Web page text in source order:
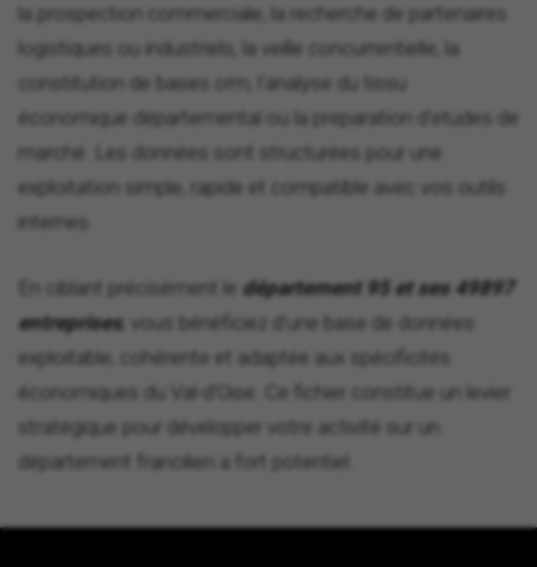
la prospection commerciale, la recherche de partenaires
logistiques ou industriels, la veille concurrentielle, la
constitution de bases crm, l'analyse du tissu
économique départemental ou la preparation d'etudes de
marché. Les données sont structurées pour une
exploitation simple, rapide et compatible avec vos outils
internes.
En ciblant précisément le département 95 et ses 49897
entreprises, vous bénéficiez d'une base de données
exploitable, cohérente et adaptée aux spécificités
économiques du Val-d'Oise. Ce fichier constitue un levier
stratégique pour développer votre activité sur un
département francilien a fort potentiel.